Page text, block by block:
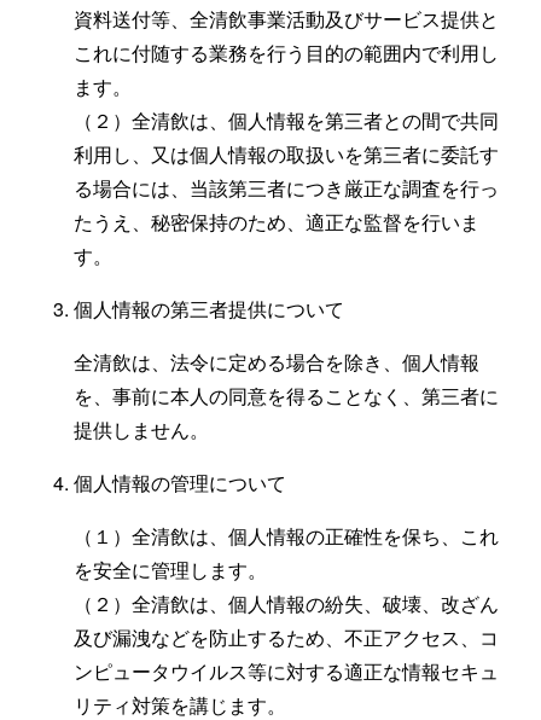
資料送付等、全清飲事業活動及びサービス提供と
これに付随する業務を行う目的の範囲内で利用し
ます。
（２）全清飲は、個人情報を第三者との間で共同
利用し、又は個人情報の取扱いを第三者に委託す
る場合には、当該第三者につき厳正な調査を行っ
たうえ、秘密保持のため、適正な監督を行いま
す。
個人情報の第三者提供について
全清飲は、法令に定める場合を除き、個人情報
を、事前に本人の同意を得ることなく、第三者に
提供しません。
個人情報の管理について
（１）全清飲は、個人情報の正確性を保ち、これ
を安全に管理します。
（２）全清飲は、個人情報の紛失、破壊、改ざん
及び漏洩などを防止するため、不正アクセス、コ
ンピュータウイルス等に対する適正な情報セキュ
リティ対策を講じます。